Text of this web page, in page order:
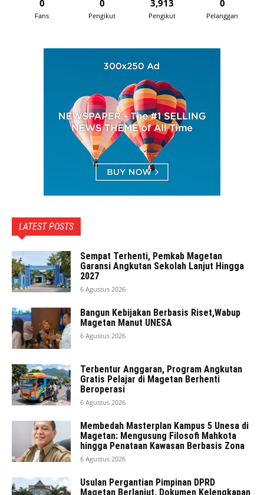
0
Fans
0
Pengikut
3,913
Pengikut
0
Pelanggan
LATEST POSTS
Sempat Terhenti, Pemkab Magetan
Garansi Angkutan Sekolah Lanjut Hingga
2027
6 Agustus 2026
Bangun Kebijakan Berbasis Riset,Wabup
Magetan Manut UNESA
6 Agustus 2026
Terbentur Anggaran, Program Angkutan
Gratis Pelajar di Magetan Berhenti
Beroperasi
6 Agustus 2026
Membedah Masterplan Kampus 5 Unesa di
Magetan: Mengusung Filosofi Mahkota
hingga Penataan Kawasan Berbasis Zona
6 Agustus 2026
Usulan Pergantian Pimpinan DPRD
Magetan Berlanjut, Dokumen Kelengkapan